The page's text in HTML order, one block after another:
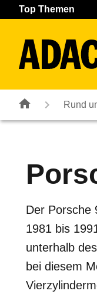
NavigationTop Themen
Rund
Der Porsche
1981 bis
unterhalb
bei diesem